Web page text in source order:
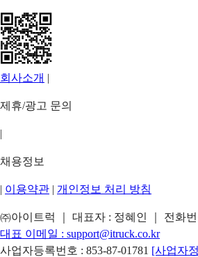
회사소개 |
제휴/광고 문의
|
채용정보
| 이용약관 | 개인정보 처리 방침
㈜아이트럭 ｜ 대표자 : 정혜인 ｜ 전화
대표 이메일 : support@itruck.co.kr
사업자등록번호 : 853-87-01781 [사업자